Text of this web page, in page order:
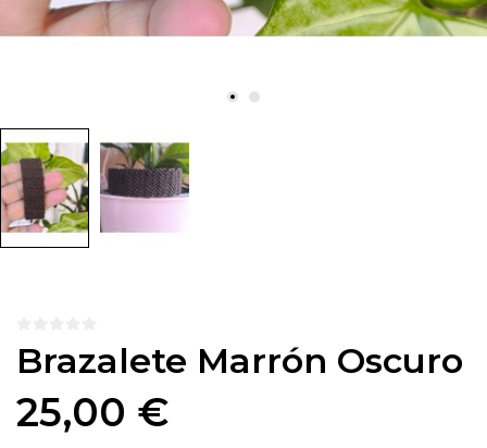
Brazalete Marrón Oscuro
25,00 €